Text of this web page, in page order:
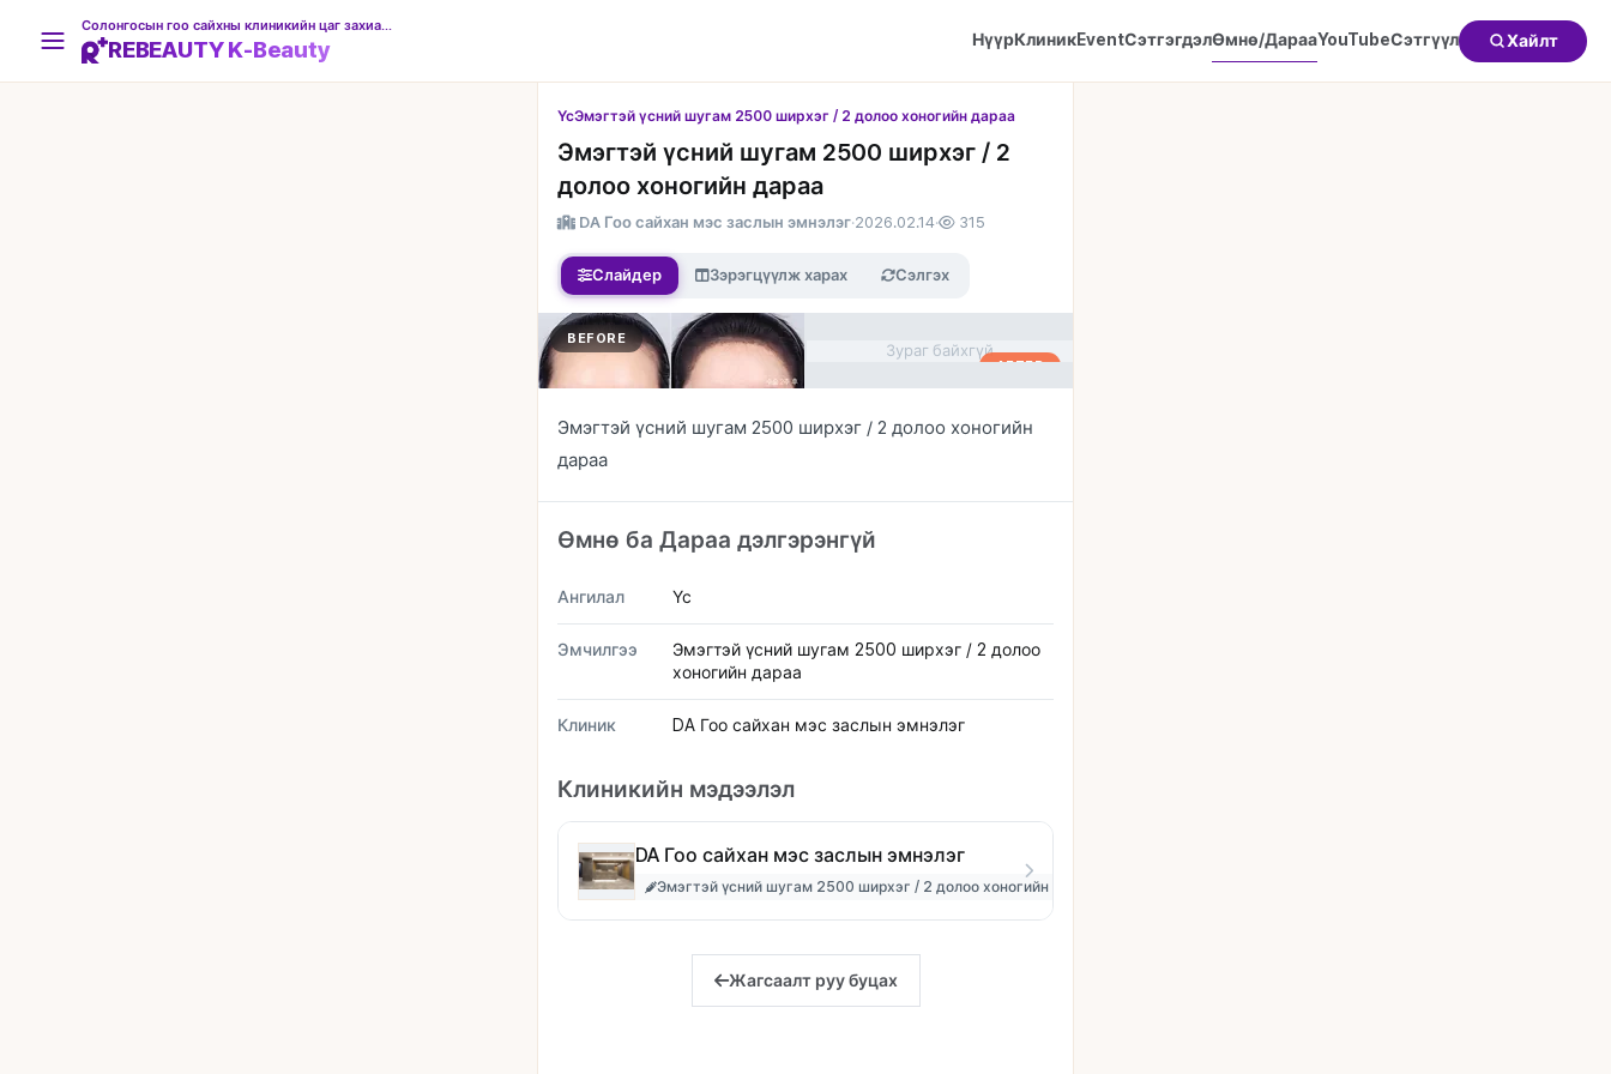
REBEAUTY K-Beauty НүүрКлиникEventСэтгэгдэлӨмнө/ДарааYouTubeСэтгүүл Хайлт
ҮсЭмэгтэй үсний шугам 2500 ширхэг / 2 долоо хоногийн дараа
Эмэгтэй үсний шугам 2500 ширхэг / 2
долоо хоногийн дараа
DA Гоо сайхан мэс заслын эмнэлэг·2026.02.14· 315
Слайдер Зэрэгцүүлж харах Сэлгэх
BEFORE
AFTER
Зураг байхгүй
Эмэгтэй үсний шугам 2500 ширхэг / 2 долоо хоногийн
дараа
Өмнө ба Дараа дэлгэрэнгүй
Ангилал Үс
Эмчилгээ
Эмэгтэй үсний шугам 2500 ширхэг / 2 долоо
хоногийн дараа
Клиник DA Гоо сайхан мэс заслын эмнэлэг
Клиникийн мэдээлэл
DA Гоо сайхан мэс заслын эмнэлэг
Эмэгтэй үсний шугам 2500 ширхэг / 2 долоо хоногийн дараа
Жагсаалт руу буцах